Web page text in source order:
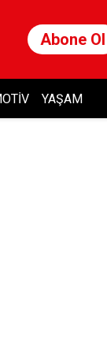
Abone Ol
YAŞAM